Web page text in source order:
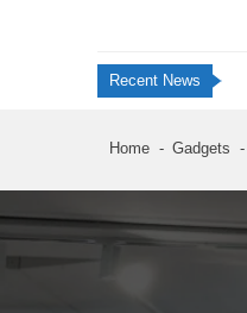
男士通信
男士專屬
Recent News
Home Gadgets